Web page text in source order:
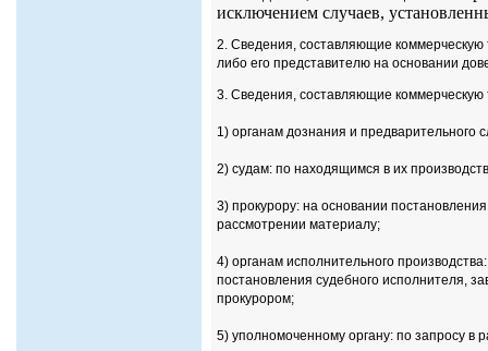
исключением случаев,
2. Сведения, составляющие коммерческую
либо его представителю на основании
3. Сведения, составляющие
1) органам дознания и предварительного
2) судам: по находящимся в их
3) прокурору: на основании
рассмотрении материалу;
4) органам исполнительного
постановления судебного исполнителя,
прокурором;
5) уполномоченному органу: по запросу в